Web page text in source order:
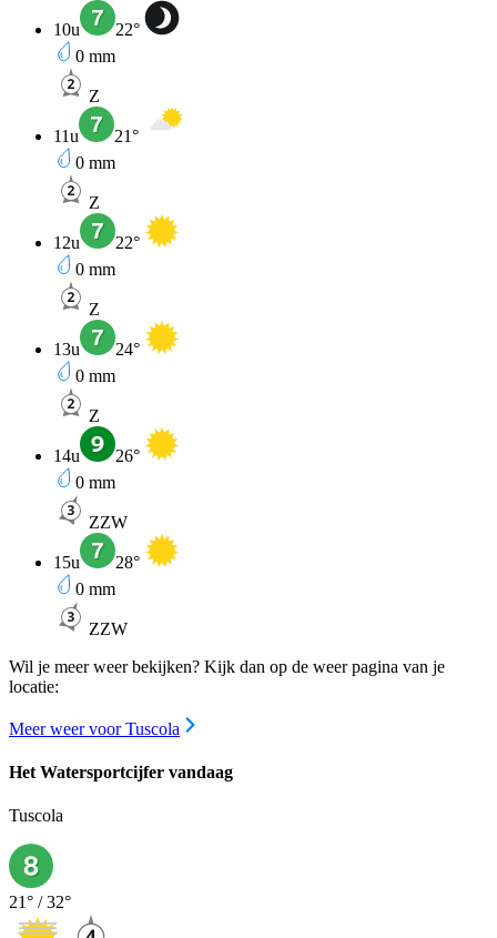
10u 22°
0 mm
Z
11u 21°
0 mm
Z
12u 22°
0 mm
Z
13u 24°
0 mm
Z
14u 26°
0 mm
ZZW
15u 28°
0 mm
ZZW
Wil je meer weer bekijken? Kijk dan op de weer pagina van je
locatie:
Meer weer voor Tuscola
Het Watersportcijfer vandaag
Tuscola
21° /32°